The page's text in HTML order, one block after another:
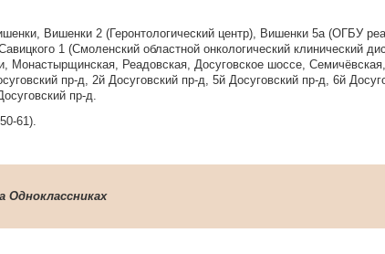
Вишенки 2 (Геронтологический центр), Вишенки 5а (ОГБУ
1 (Смоленский областной онкологический клинический
Монастырщинская, Реадовская, Досуговское шоссе,
пр-д, 2й Досуговский пр-д, 5й Досуговский пр-д, 6й
пр-д.
61).
Одноклассниках